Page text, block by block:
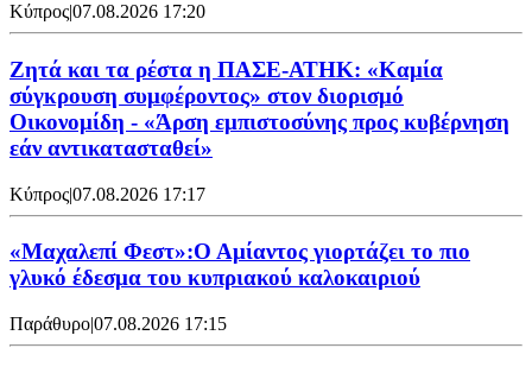
Κύπρος|07.08.2026 17:20
Ζητά και τα ρέστα η ΠΑΣΕ-ΑΤΗΚ: «Καμία
σύγκρουση συμφέροντος» στον διορισμό
Οικονομίδη - «Άρση εμπιστοσύνης προς κυβέρνηση
εάν αντικατασταθεί»
Κύπρος|07.08.2026 17:17
«Μαχαλεπί Φεστ»:Ο Αμίαντος γιορτάζει το πιο
γλυκό έδεσμα του κυπριακού καλοκαιριού
Παράθυρο|07.08.2026 17:15